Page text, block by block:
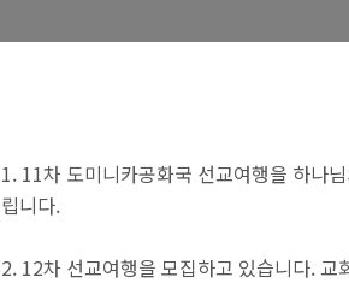
1. 11차 도미니카공화국 선교여행을 하나
립니다.
2. 12차 선교여행을 모집하고 있습니다.